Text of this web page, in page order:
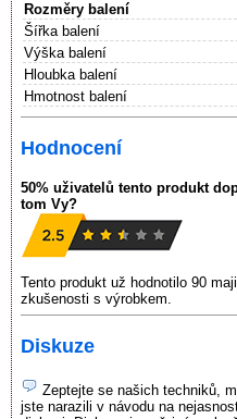
Rozměry balení
Šířka balení
Výška balení
Hloubka balení
Hmotnost balení
Hodnocení
50% uživatelů tento produkt
tom Vy?
Tento produkt už hodnotilo 90
zkušenosti s výrobkem.
Diskuze
Zeptejte se našich techniků,
jste narazili v návodu na